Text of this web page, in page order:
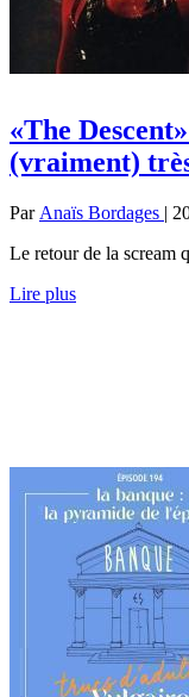
«The
(vraiment)
Par Anaïs Bordages |
Le retour de la scream
Lire plus